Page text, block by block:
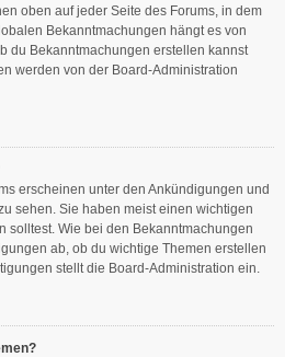
oben auf jeder Seite des Forums, in dem
Bekanntmachungen hängt es von
du Bekanntmachungen erstellen kannst
werden von der Board-Administration
erscheinen unter den Ankündigungen und
sehen. Sie haben meist einen wichtigen
solltest. Wie bei den Bekanntmachungen
ab, ob du wichtige Themen erstellen
stellt die Board-Administration ein.